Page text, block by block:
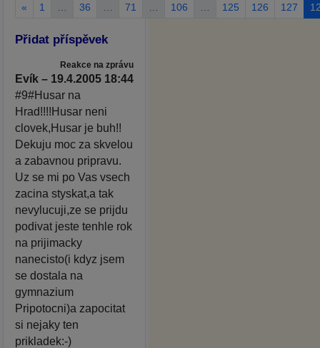
« 1 … 36 … 71 … 106 … 125 126 127
Přidat příspěvek
Reakce na zprávu
Evík – 19.4.2005 18:44
#9#Husar na
Hrad!!!!Husar neni
clovek,Husar je buh!!
Dekuju moc za skvelou
a zabavnou pripravu.
Uz se mi po Vas vsech
zacina styskat,a tak
nevylucuji,ze se prijdu
podivat jeste tenhle rok
na prijimacky
nanecisto(i kdyz jsem
se dostala na
gymnazium
Pripotocni)a zapocitat
si nejaky ten
prikladek:-)